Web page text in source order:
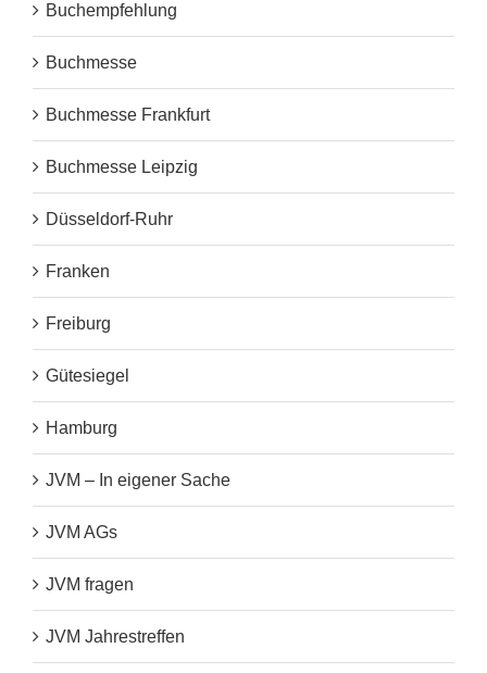
Buchempfehlung
Buchmesse
Buchmesse Frankfurt
Buchmesse Leipzig
Düsseldorf-Ruhr
Franken
Freiburg
Gütesiegel
Hamburg
JVM – In eigener Sache
JVM AGs
JVM fragen
JVM Jahrestreffen